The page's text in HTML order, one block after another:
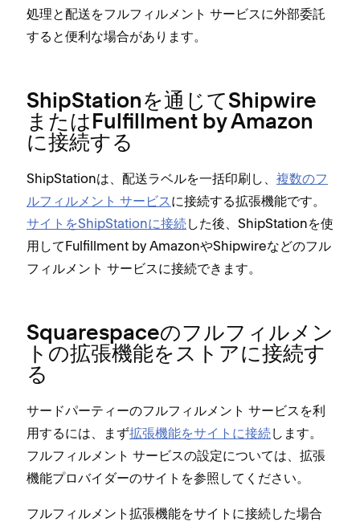
処理と配送をフルフ⁠ィルメント サ⁠ービスに外部委託
すると便利な場合があります⁠。
ShipStationを通じてShipwire
またはFulfillment by Amazon
に接続する
ShipStationは⁠、配送ラベルを一括印刷し⁠、 複数のフ
ルフ⁠ィルメント サ⁠ービス に接続する拡張機能です⁠。
サイトをShipStationに接続した後⁠、ShipStationを使
用してFulfillment by AmazonやShipwireなどのフル
フ⁠ィルメント サ⁠ービスに接続できます⁠。
Squarespaceのフルフ⁠ィルメン
トの拡張機能をストアに接続す
る
サ⁠ードパ⁠ーテ⁠ィ⁠ーのフルフ⁠ィルメント サ⁠ービスを利
用するには⁠、まず拡張機能をサイトに接続します⁠。
フルフ⁠ィルメント サ⁠ービスの設定については⁠、拡張
機能プロバイダ⁠ーのサイトを参照してください⁠。
フルフ⁠ィルメント拡張機能をサイトに接続した場合